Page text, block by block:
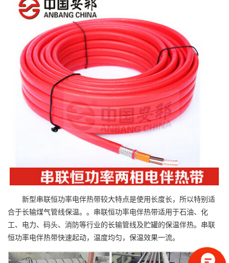
新型串联恒功率电伴热带较大特点是使用长度长，所以特别适
合于长输煤气管线保温。。串联恒功率电伴热带适用于石油、化
工、电力、码头、消防等行业的长输管线及贮罐的保温伴热。串联
恒功率电伴热带快速起动，温度均匀，保温效果一流。